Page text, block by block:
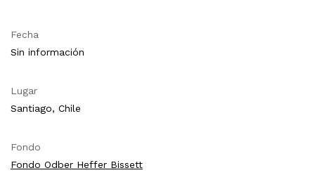
Fecha
Sin información
Lugar
Santiago, Chile
Fondo
Fondo Odber Heffer Bissett